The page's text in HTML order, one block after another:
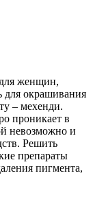
женщин,
для окрашивания
– мехенди.
проникает в
невозможно и
Решить
препараты
пигмента,